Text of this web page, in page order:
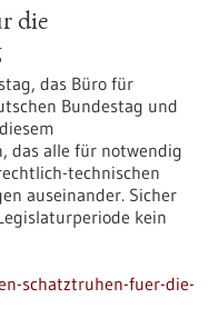
die
das Büro für
Bundestag und
das alle für notwendig
technischen
auseinander. Sicher
kein
schatztruhen-fuer-die-